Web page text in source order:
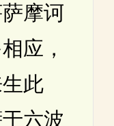
摩诃
应，
此
六波